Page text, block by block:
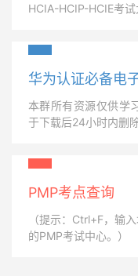
HCIA-HCIP-HCIE考
华为认证必备电
本群所有资源仅供学
于下载后24小时内删
PMP考点查询
（提示：Ctrl+F，输
的PMP考试中心。）